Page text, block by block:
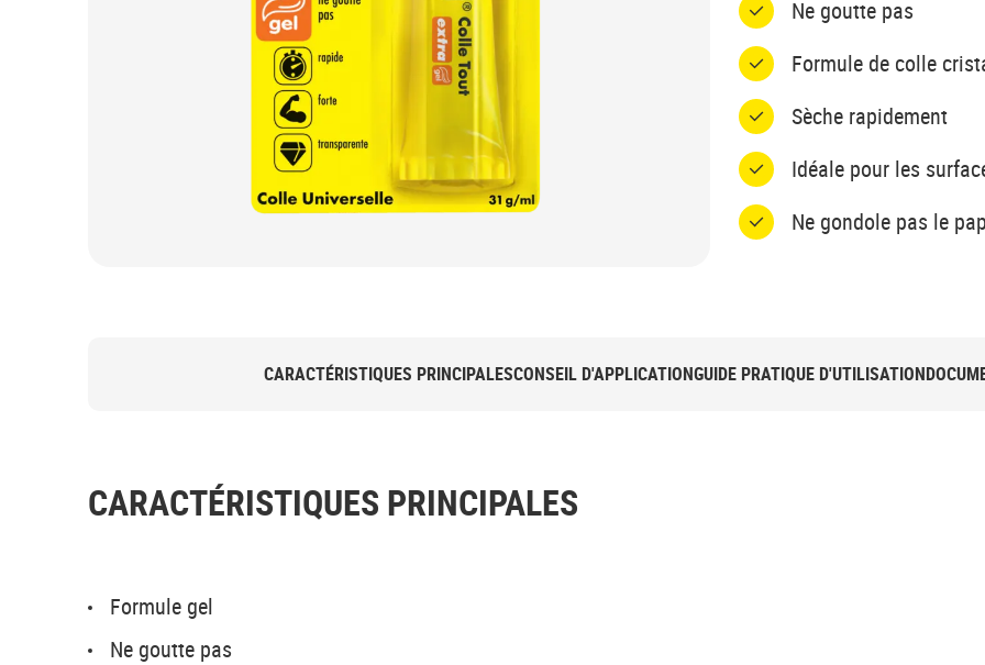
Ne goutte pas
Formule de colle
Sèche rapidement
Idéale pour les
Ne gondole pas le
CARACTÉRISTIQUES PRINCIPALESCONSEIL D'APPLICATIONGUIDE PRATIQUE D'UTILISATION
CARACTÉRISTIQUES PRINCIPALES
Formule gel
Ne goutte pas